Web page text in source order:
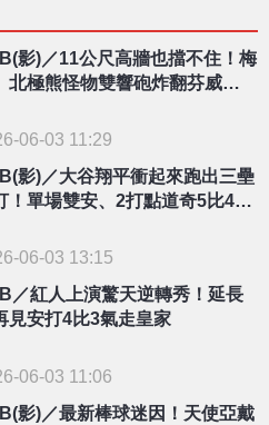
影)／11公尺高牆也擋不住！梅
北極熊怪物雙響砲炸翻芬威金
06-03 11:29
影)／大谷翔平衝起來跑出三壘
！單場雙安、2打點道奇5比4險
06-03 13:15
／紅人上演驚天逆轉秀！延長
見安打4比3氣走皇家
06-03 11:06
影)／最新棒球迷因！天使亞戴